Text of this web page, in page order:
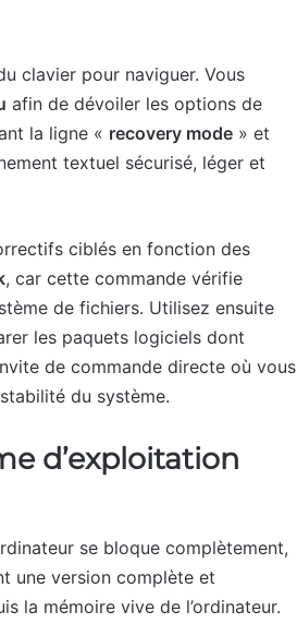
clavier pour naviguer. Vous
afin de dévoiler les options de
la ligne « recovery mode » et
textuel sécurisé, léger et
ciblés en fonction des
, car cette commande vérifie
de fichiers. Utilisez ensuite
les paquets logiciels dont
de commande directe où vous
du système.
d’exploitation
se bloque complètement,
une version complète et
la mémoire vive de l’ordinateur.